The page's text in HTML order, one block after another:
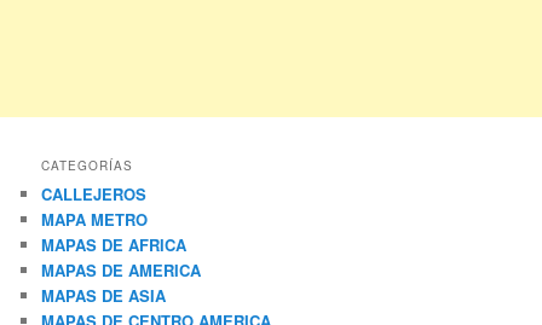
CATEGORÍAS
CALLEJEROS
MAPA METRO
MAPAS DE AFRICA
MAPAS DE AMERICA
MAPAS DE ASIA
MAPAS DE CENTRO AMERICA